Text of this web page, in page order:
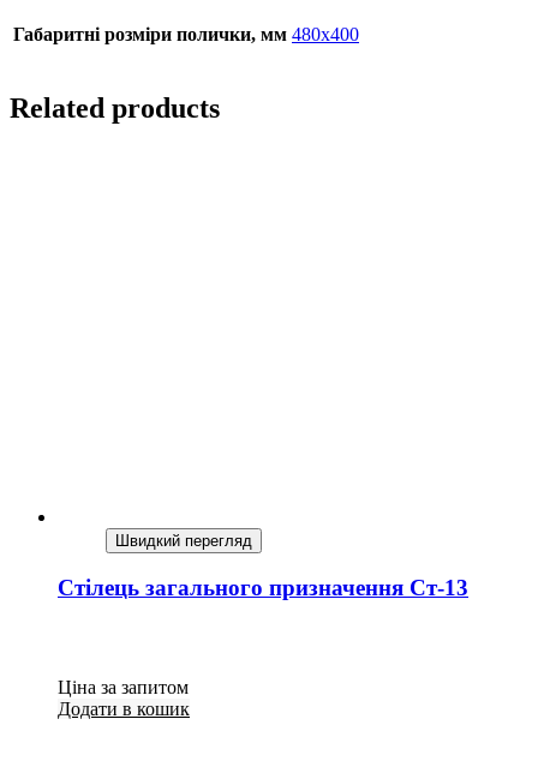
Габаритні розміри полички, мм 480х400
Related products
Швидкий перегляд
Стілець загального призначення Ст-13
Ціна за запитом
Додати в кошик